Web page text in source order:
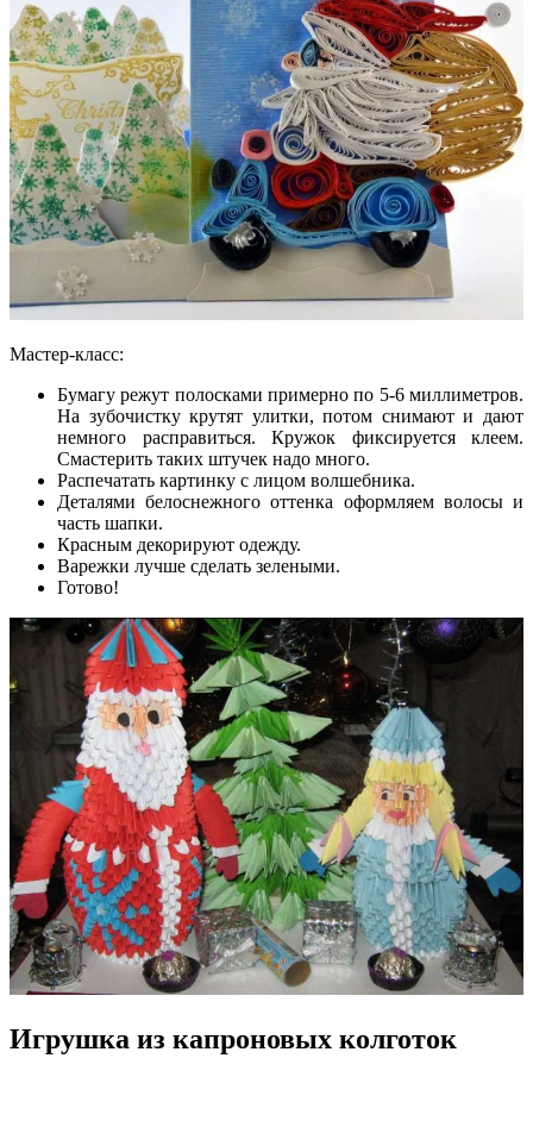
Мастер-класс:
Бумагу режут полосками примерно по 5-6 миллиметров.
На зубочистку крутят улитки, потом снимают и дают
немного расправиться. Кружок фиксируется клеем.
Смастерить таких штучек надо много.
Распечатать картинку с лицом волшебника.
Деталями белоснежного оттенка оформляем волосы и
часть шапки.
Красным декорируют одежду.
Варежки лучше сделать зелеными.
Готово!
Игрушка из капроновых колготок